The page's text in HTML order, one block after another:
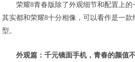
荣耀8青春版除了外观细节和配置上
其实都和荣耀8十分相像，可以看作是一
型。
外观篇：千元镜面手机，青春的颜值